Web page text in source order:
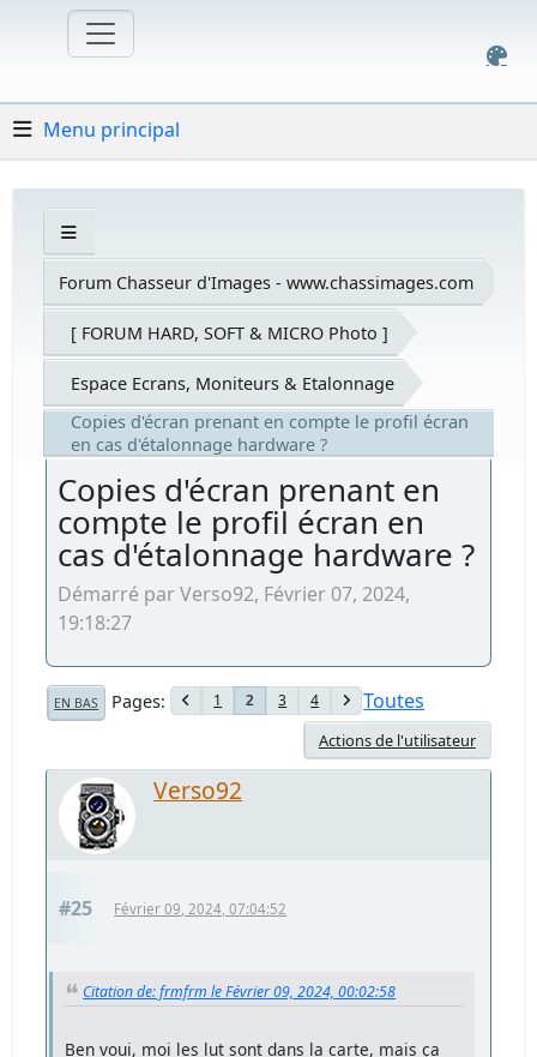
Menu principal
Forum Chasseur d'Images - www.chassimages.com
[ FORUM HARD, SOFT & MICRO Photo ]
Espace Ecrans, Moniteurs & Etalonnage
Copies d'écran prenant en compte le profil écran
en cas d'étalonnage hardware ?
Copies d'écran prenant en
compte le profil écran en
cas d'étalonnage hardware ?
Démarré par Verso92, Février 07, 2024,
19:18:27
EN BAS Pages 1 2 3 4 Toutes
Actions de l'utilisateur
Verso92
#25 Février 09, 2024, 07:04:52
Citation de: frmfrm le Février 09, 2024, 00:02:58
Ben voui, moi les lut sont dans la carte, mais ça